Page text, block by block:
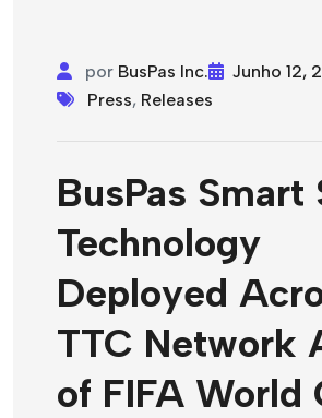
por BusPas Inc.
Junho 12,
Press, Releases
BusPas Smart
Technology
Deployed
TTC Network
of FIFA World